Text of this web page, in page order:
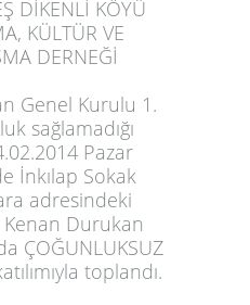
DİKENLİ KÖYÜ
KÜLTÜR VE
DERNEĞİ
Genel Kurulu 1.
sağlamadığı
Pazar
İnkılap Sokak
adresindeki
Kenan Durukan
ÇOĞUNLUKSUZ
toplandı.